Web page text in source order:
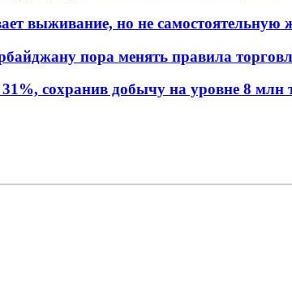
выживание, но не самостоятельную
пора менять правила
сохранив добычу на уровне 8 млн